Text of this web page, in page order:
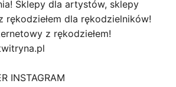
Sklepy dla artystów, sklepy
rękodziełem dla rękodzielników!
z rękodziełem!
INSTAGRAM